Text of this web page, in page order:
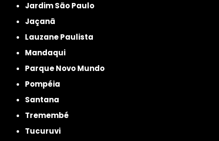
Jardim São Paulo
Jaçanã
Lauzane Paulista
Mandaqui
Parque Novo Mundo
Pompéia
Santana
Tremembé
Tucuruvi